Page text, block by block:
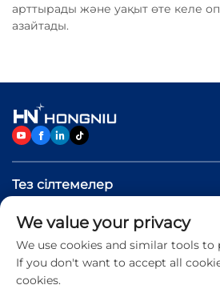
арттырады және уақыт өте келе
азайтады.
Тез сілтемелер
Өнімдер
Бізге хабарласыңыз
We value your privacy
We use cookies and similar tools to
If you don't want to accept all
cookies.